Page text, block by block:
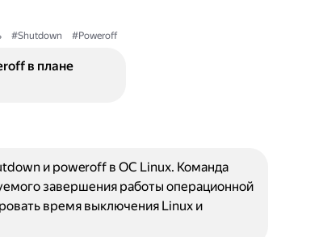
#Shutdown #Poweroff
в плане
и poweroff в ОС Linux. Команда
завершения работы операционной
время выключения Linux и